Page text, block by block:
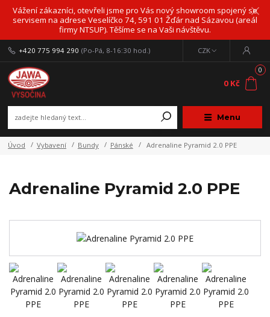
Vážení zákazníci, otevřeli jsme pro Vás nový showroom spojený se
servisem na adrese Veselíčko 74, 591 01 Žďár nad Sázavou (areál
firmy NTSUP). Těšíme se na Vaši návštěvu.
Menu
CZK
+420 775 994 290 (Po-Pá, 8-16:30 hod.)
0
0 Kč
Úvod Vybavení Bundy Pánské Adrenaline Pyramid 2.0 PPE
Adrenaline Pyramid 2.0 PPE